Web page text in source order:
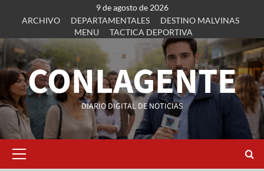
9 de agosto de 2026
ARCHIVO
DEPARTAMENTALES
DESTINO MALVINAS
MENU
TACTICA DEPORTIVA
CONLAGENTE
DIARIO DIGITAL DE NOTICIAS